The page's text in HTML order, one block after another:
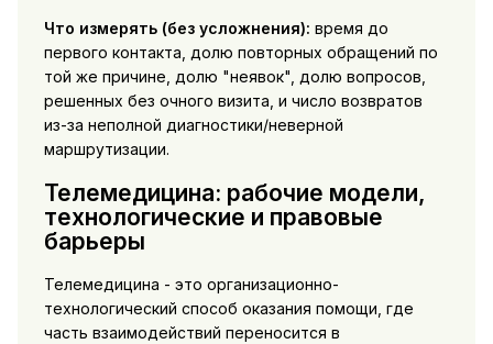
Что измерять (без усложнения): время до
первого контакта, долю повторных обращений по
той же причине, долю "неявок", долю вопросов,
решенных без очного визита, и число возвратов
из-за неполной диагностики/неверной
маршрутизации.
Телемедицина: рабочие модели,
технологические и правовые
барьеры
Телемедицина - это организационно-
технологический способ оказания помощи, где
часть взаимодействий переносится в